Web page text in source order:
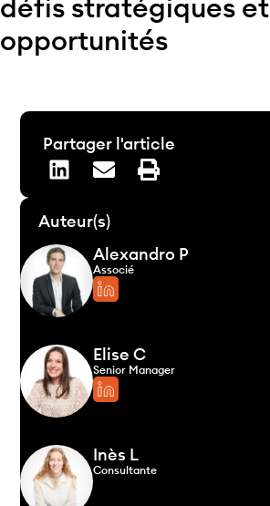
défis stratégiques et
opportunités
Partager l'article
Auteur(s)
Alexandro P
Associé
Elise C
Senior Manager
Inès L
Consultante